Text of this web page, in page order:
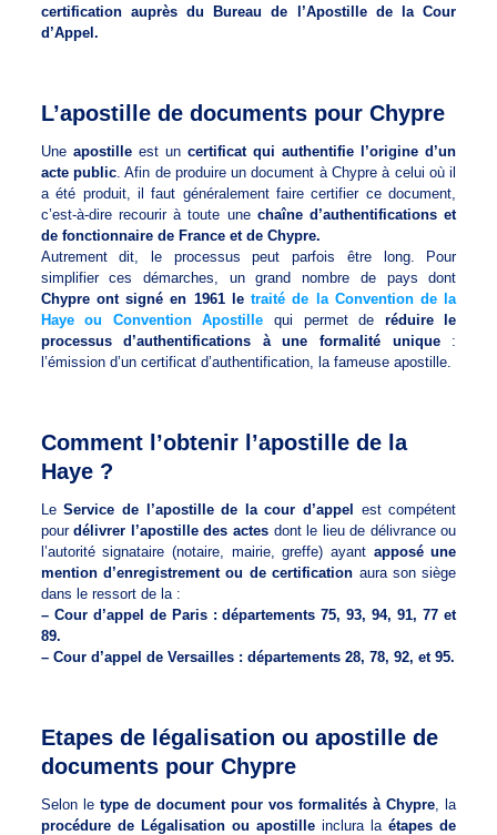
certification auprès du Bureau de l’Apostille de la Cour
d’Appel.
L’apostille de documents pour Chypre
Une apostilleest un certificat qui authentifie l’origine d’un
acte public . Afin de produire un document à Chypre à celui où il
a été produit, il faut généralement faire certifier ce document,
c’est-à-dire recourir à toute une chaîne d’authentifications et
de fonctionnaire de France et de Chypre.
Autrement dit, le processus peut parfois être long. Pour
simplifier ces démarches, un grand nombre de pays dont
Chypre ont signé en 1961 letraité de la Convention de la
Haye ou Convention Apostille qui permet de réduire le
processus d’authentifications à une formalité unique:
l’émission d’un certificat d’authentification, la fameuse apostille.
Comment l’obtenir l’apostille de la
Haye ?
LeService de l’apostille de la cour d’appel
est compétent
pourdélivrer l’apostille des actesdont le lieu de délivrance ou
l’autorité signataire (notaire, mairie, greffe) ayant apposé une
mention d’enregistrement ou de certification aura son siège
dans le ressort de la :
– Cour d’appel de Paris : départements 75, 93, 94, 91, 77 et
89.
– Cour d’appel de Versailles : départements 28, 78, 92, et 95.
Etapes de légalisation ou apostille de
documents pour Chypre
Selon le type de document pour vos formalités à Chypre , la
procédure de Légalisation ou apostille inclura laétapes de